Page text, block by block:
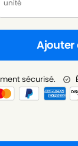
unité
Ajouter
sécurisé.